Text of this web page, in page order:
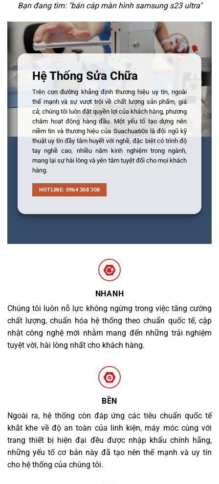
Bạn đang tìm: "bán cáp màn hình samsung s23 ultra"
Hệ Thống Sửa Chữa
Trên con đường khẳng định thương hiệu uy tín, ngoài
thế mạnh và sự vượt trội về chất lượng sản phẩm, giá
cả; chúng tôi luôn đặt quyền lợi của khách hàng, phương
châm hoạt động hàng đầu. Một yếu tố tạo dựng nên
niềm tin và thương hiệu của Suachua60s là đội ngũ kỹ
thuật uy tín đầy tâm huyết với nghề, đặc biệt có trình độ
tay nghề cao, nhiều năm kinh nghiệm trong ngành,
mang lại sự hài lòng và yên tâm tuyệt đối cho mọi khách
hàng.
HOTLINE: 0964 308 308
NHANH
Chúng tôi luôn nỗ lực không ngừng trong việc tăng cường
chất lượng, chuẩn hóa hệ thống theo chuẩn quốc tế, cập
nhật công nghệ mới nhằm mang đến những trải nghiệm
tuyệt vời, hài lòng nhất cho khách hàng.
BỀN
Ngoài ra, hệ thống còn đáp ứng các tiêu chuẩn quốc tế
khắt khe về độ an toàn của linh kiện, máy móc cùng với
trang thiết bị hiện đại đều được nhập khẩu chính hãng,
những yếu tố cơ bản này đã tạo nên thế mạnh và uy tín
cho hệ thống của chúng tôi.